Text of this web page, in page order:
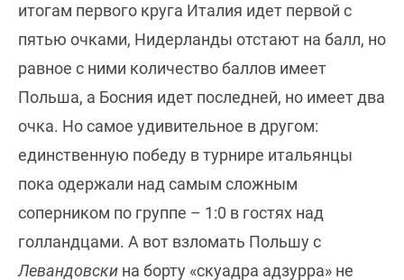
итогам первого круга Италия идет первой с
пятью очками, Нидерланды отстают на балл, но
равное с ними количество баллов имеет
Польша, а Босния идет последней, но имеет два
очка. Но самое удивительное в другом:
единственную победу в турнире итальянцы
пока одержали над самым сложным
соперником по группе – 1:0 в гостях над
голландцами. А вот взломать Польшу с
Левандовски на борту «скуадра адзурра» не